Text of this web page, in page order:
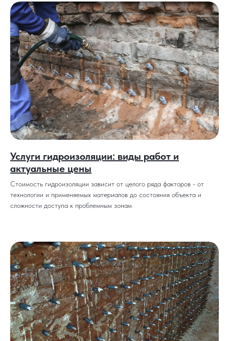
Услуги гидроизоляции: виды работ и
актуальные цены
Стоимость гидроизоляции зависит от целого ряда факторов - от
технологии и применяемых материалов до состояния объекта и
сложности доступа к проблемным зонам